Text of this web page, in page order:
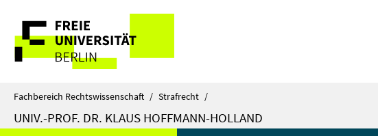
direkt
Inhalt
Service-
Navigation
Fachbereich Rechtswissenschaft / Strafrecht /
UNIV.-PROF. DR. KLAUS HOFFMANN-HOLLAND